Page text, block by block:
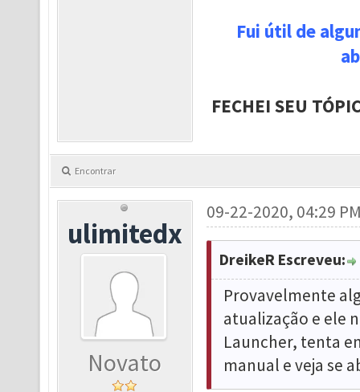
Fui útil de
FECHEI SEU
Encontrar
ulimitedx
Novato
09-22-2020, 04:29
DreikeR Escreveu:
Provavelmente
atualização e ele
Launcher, tenta
manual e veja se